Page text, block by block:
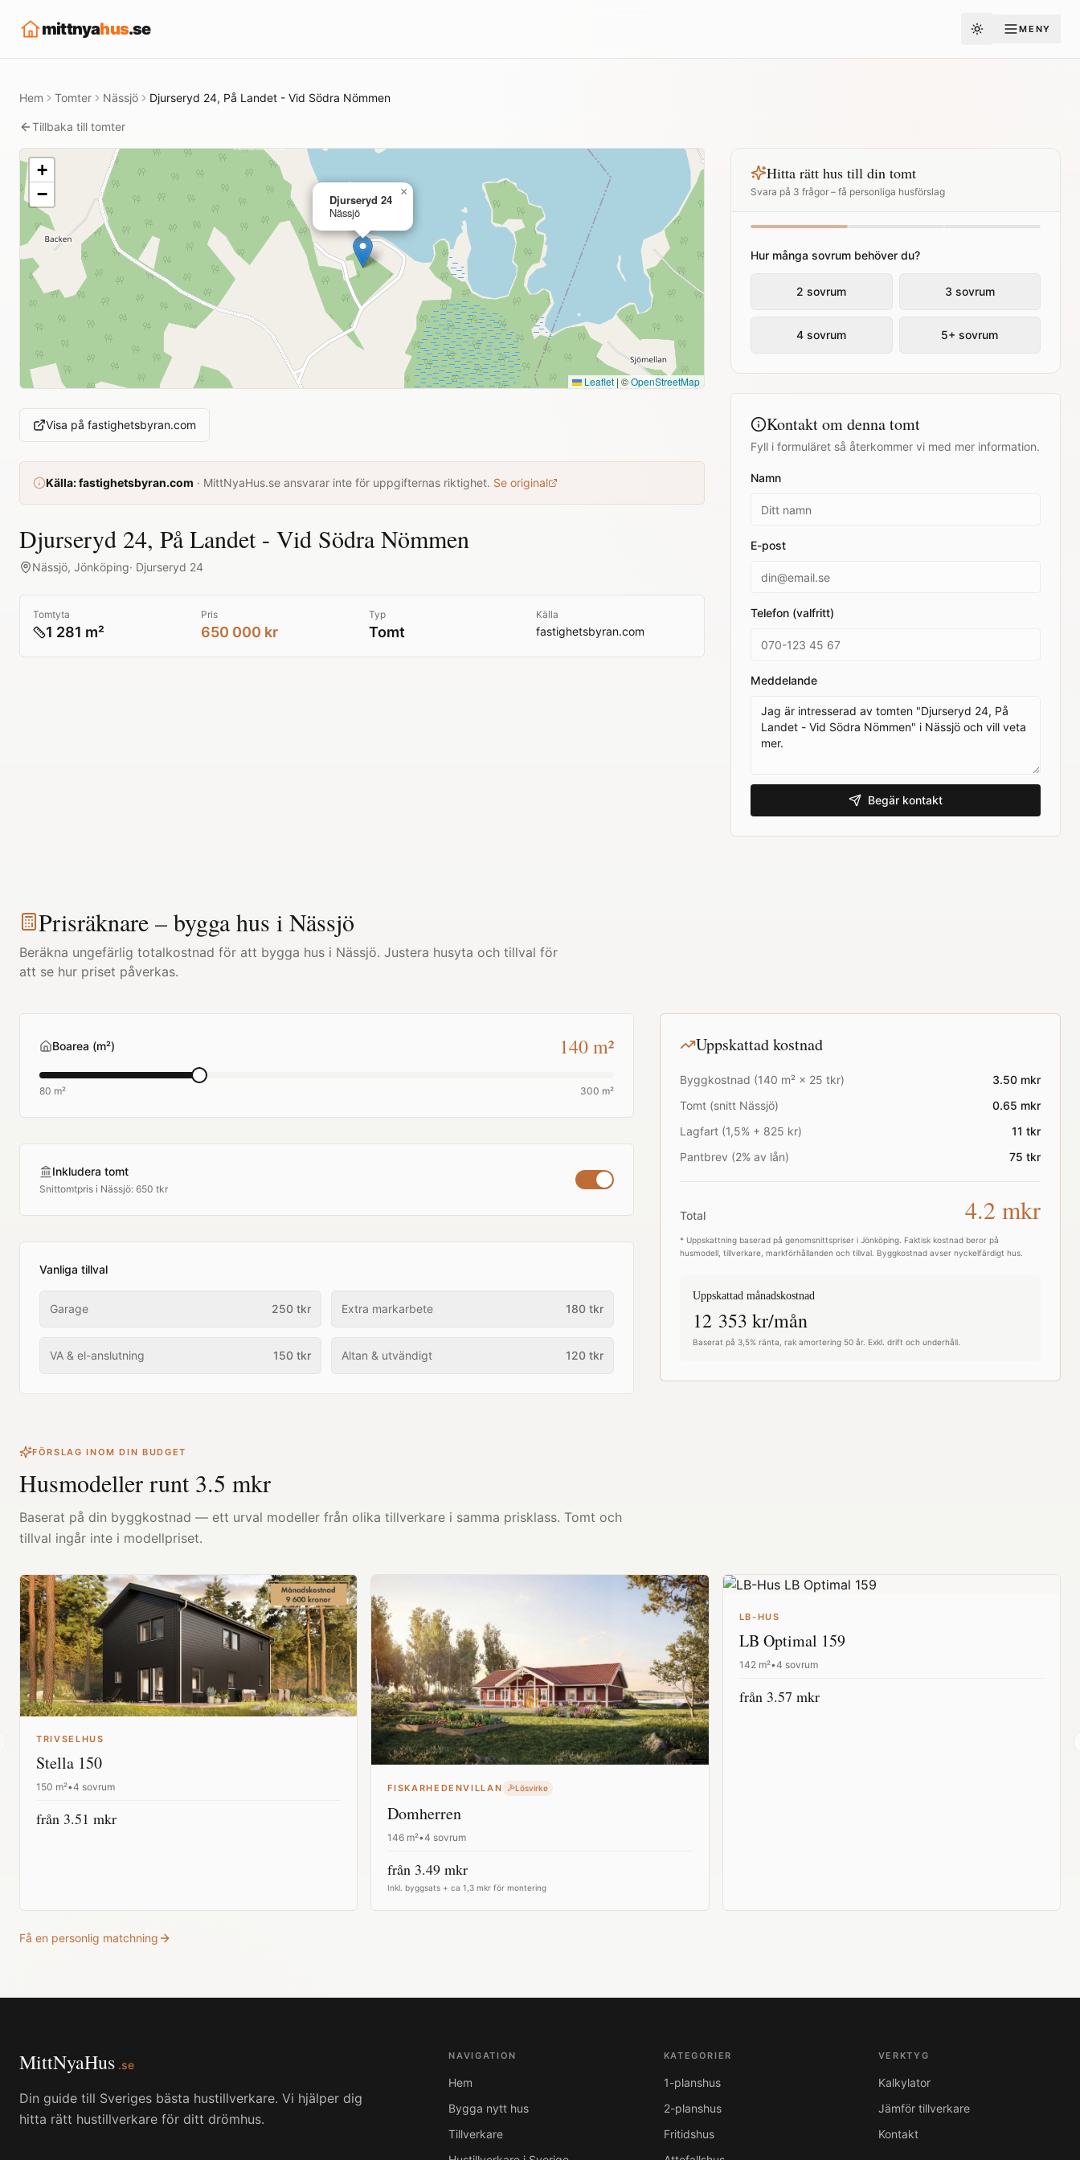
mittnyahus.se Toggle theme
MENY
Hem Tomter Nässjö Djurseryd 24, På Landet - Vid Södra Nömmen
Tillbaka till tomter
Djurseryd 24
Nässjö
×
+
−
Leaflet | ©OpenStreetMap
Visa på fastighetsbyran.com
Källa:fastighetsbyran.com · MittNyaHus.se ansvarar inte för uppgifternas riktighet. Se original
Djurseryd 24, På Landet - Vid Södra Nömmen
Nässjö, Jönköping· Djurseryd 24
Tomtyta
1 281 m²
Pris
650 000 kr
Typ
Tomt
Källa
fastighetsbyran.com
Hitta rätt hus till din tomt
Svara på 3 frågor – få personliga husförslag
Hur många sovrum behöver du?
2 sovrum 3 sovrum
4 sovrum 5+ sovrum
Kontakt om denna tomt
Fyll i formuläret så återkommer vi med mer information.
Namn
E-post
Telefon (valfritt)
Meddelande
Begär kontakt
Prisräknare – bygga hus i Nässjö
Beräkna ungefärlig totalkostnad för att bygga hus i Nässjö. Justera husyta och tillval för
att se hur priset påverkas.
Boarea (m²) 140m²
80 m² 300 m²
Inkludera tomt
Snittomtpris i Nässjö: 650 tkr
Vanliga tillval
Garage 250 tkr Extra markarbete 180tkr
VA & el-anslutning 150 tkr Altan & utvändigt 120tkr
Uppskattad kostnad
Byggkostnad (140 m² × 25 tkr) 3.50mkr
Tomt (snitt Nässjö) 0.65 mkr
Lagfart (1,5% + 825 kr)
11 tkr
Pantbrev (2% av lån)
75 tkr
Total 4.2 mkr
* Uppskattning baserad på genomsnittspriser i Jönköping. Faktisk kostnad beror på
husmodell, tillverkare, markförhållanden och tillval. Byggkostnad avser nyckelfärdigt hus.
Uppskattad månadskostnad
12 353 kr/mån
Baserat på 3,5% ränta, rak amortering 50 år. Exkl. drift och underhåll.
FÖRSLAG INOM DIN BUDGET
Husmodeller runt 3.5 mkr
Baserat på din byggkostnad — ett urval modeller från olika tillverkare i samma prisklass. Tomt och
tillval ingår inte i modellpriset.
TRIVSELHUS
Stella 150
150 m²•4 sovrum
från 3.51 mkr
FISKARHEDENVILLAN Lösvirke
Domherren
146 m²•4 sovrum
från 3.49 mkr
Inkl. byggsats + ca 1,3 mkr för montering
LB-HUS
LB Optimal 159
142m²•4 sovrum
från 3.57 mkr
Få en personlig matchning
MittNyaHus .se
Din guide till Sveriges bästa hustillverkare. Vi hjälper dig
hitta rätt hustillverkare för ditt drömhus.
NAVIGATION
Hem
Bygga nytt hus
Tillverkare
KATEGORIER
1-planshus
2-planshus
Fritidshus
VERKTYG
Kalkylator
Jämför tillverkare
Kontakt